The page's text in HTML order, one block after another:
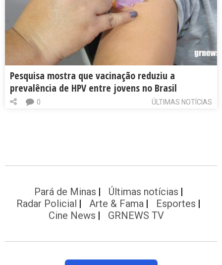
Pesquisa mostra que vacinação reduziu a
prevalência de HPV entre jovens no Brasil
ÚLTIMAS NOTÍCIAS
0
Pará de Minas
Últimas notícias
Radar Policial
Arte & Fama
Esportes
Cine News
GRNEWS TV